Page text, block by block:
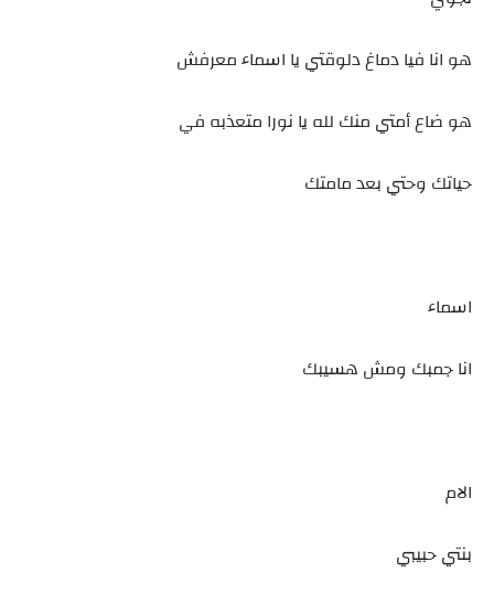
هو انا فيا دماغ دلوقتي يا اسماء معرفش
هو ضاع أمتي منك لله يا نورا متعذبه في
حياتك وحتي بعد مامتك
اسماء
انا جمبك ومش هسيبك
الام
بنتي حبيبي